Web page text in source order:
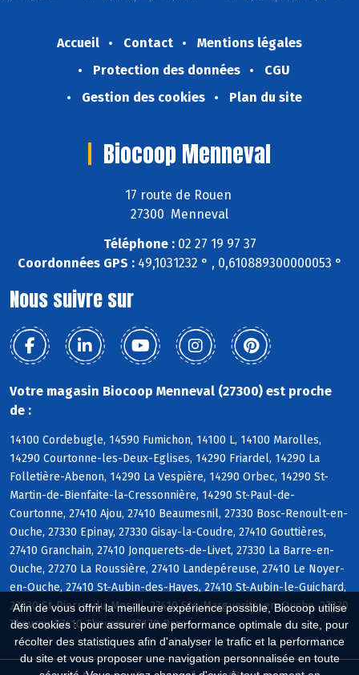
Afin de vous offrir la meilleure expérience possible, Biocoop utilise
des cookies : pour assurer une performance optimale du site, pour
récolter des statistiques afin d'analyser le trafic et la performance
du site et vous proposer une navigation personnalisée en toute
Accueil Contact
Mentions légales
Protection des données
CGU
Gestion des cookies
Plan du site
Biocoop Menneval
17 route de Rouen
27300 Menneval
Téléphone :02 27 19 97 37
Coordonnées GPS :49,1031232 ° , 0,610889300000053 °
Nous suivre sur
Votre magasin Biocoop Menneval (27300) est proche
de :
14100 Cordebugle, 14590 Fumichon, 14100 L, 14100 Marolles,
14290 Courtonne-les-Deux-Eglises, 14290 Friardel, 14290 La
Folletière-Abenon, 14290 La Vespière, 14290 Orbec, 14290 St-
Martin-de-Bienfaite-la-Cressonnière, 14290 St-Paul-de-
Courtonne, 27410 Ajou, 27410 Beaumesnil, 27330 Bosc-Renoult-en-
Ouche, 27330 Epinay, 27330 Gisay-la-Coudre, 27410 Gouttières,
27410 Granchain, 27410 Jonquerets-de-Livet, 27330 La Barre-en-
Ouche, 27270 La Roussière, 27410 Landepéreuse, 27410 Le Noyer-
en-Ouche, 27410 St-Aubin-des-Hayes, 27410 St-Aubin-le-Guichard,
27330 St-Pierre-du-Mesnil, 27410 Ste-Marguerite-en-Ouche, 27330
Thevray, 27410 Thevray, 27170 Barc